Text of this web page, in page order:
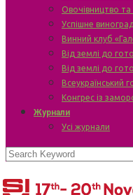
Овочівництво та
Успішне
Винний клуб
Від землі до
Від землі до
Всеукраїнський
Конгрес із
Журнали
Усі журнали